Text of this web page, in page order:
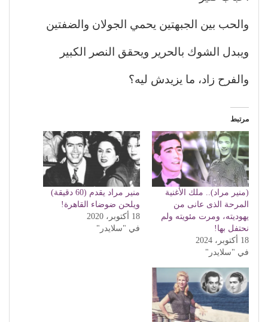
والحب بين الجبهتين يحمي الجولان والضفتين
ويبدل الشوك بالحرير ويحقق النصر الكبير
والفرح زاد، ما يزيدش ليه؟
مرتبط
(منير مراد).. ملك الأغنية
المرحة الذى عانى من
يهوديته، ومرت مئويته ولم
نحتفل بها!
18 أكتوبر، 2024
في "سلايدر"
منير مراد يقدم (60 دقيقة)
ويلحن ضوضاء القاهرة!
18 أكتوبر، 2020
في "سلايدر"